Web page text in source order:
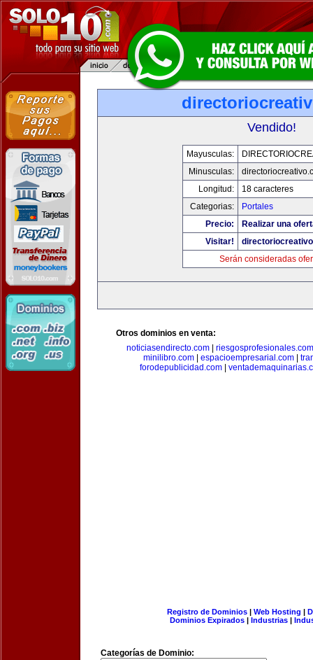
Vendido!
Mayusculas:
Minusculas:
Longitud:
18 caracteres
Categorias:
Portales
Precio:
Realizar una
Visitar!
Serán consideradas
Otros dominios en venta:
noticiasendirecto.com
riesgosprofesionales.com
minilibro.com| espacioempresarial.com|
forodepublicidad.com|
Registro de Dominios| Web Hosting |
Dominios Expirados | Industrias |
Categorías de Dominio: